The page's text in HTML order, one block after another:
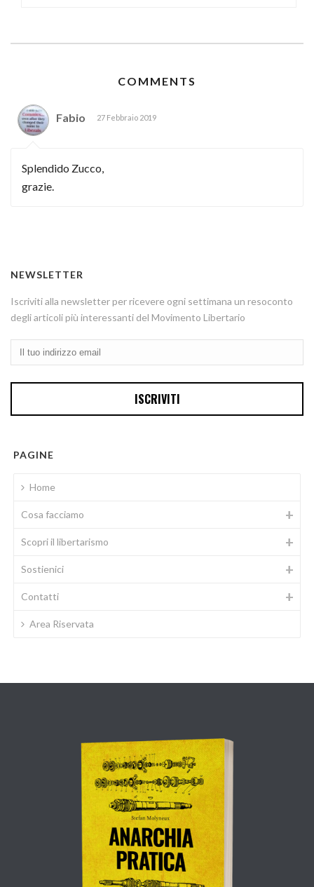
COMMENTS
Fabio 27 Febbraio 2019
Splendido Zucco,
grazie.
NEWSLETTER
Iscriviti alla newsletter per ricevere ogni settimana un resoconto
degli articoli più interessanti del Movimento Libertario
PAGINE
Home
Cosa facciamo
Scopri il libertarismo
Sostienici
Contatti
Area Riservata